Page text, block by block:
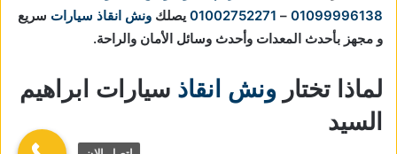
01099996138
–
01002752271 يصلك ونش انقاذ سيارات سريع
و مجهز بأحدث المعدات وأحدث وسائل الأمان والراحة.
لماذا تختار ونش انقاذ سيارات ابراهيم
السيد